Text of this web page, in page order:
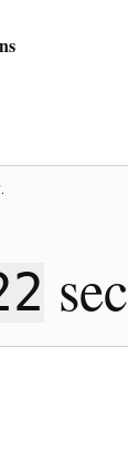
.
sec